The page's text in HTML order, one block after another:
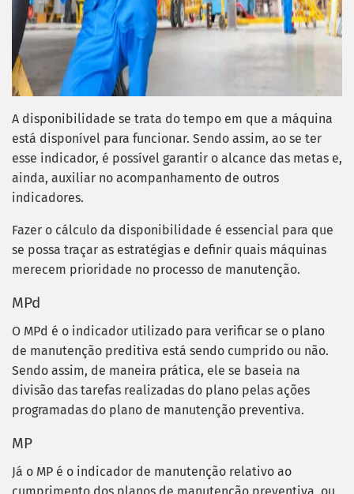
A disponibilidade se trata do tempo em que a máquina
está disponível para funcionar. Sendo assim, ao se ter
esse indicador, é possível garantir o alcance das metas e,
ainda, auxiliar no acompanhamento de outros
indicadores.
Fazer o cálculo da disponibilidade é essencial para que
se possa traçar as estratégias e definir quais máquinas
merecem prioridade no processo de manutenção.
MPd
O MPd é o indicador utilizado para verificar se o plano
de manutenção preditiva está sendo cumprido ou não.
Sendo assim, de maneira prática, ele se baseia na
divisão das tarefas realizadas do plano pelas ações
programadas do plano de manutenção preventiva.
MP
Já o MP é o indicador de manutenção relativo ao